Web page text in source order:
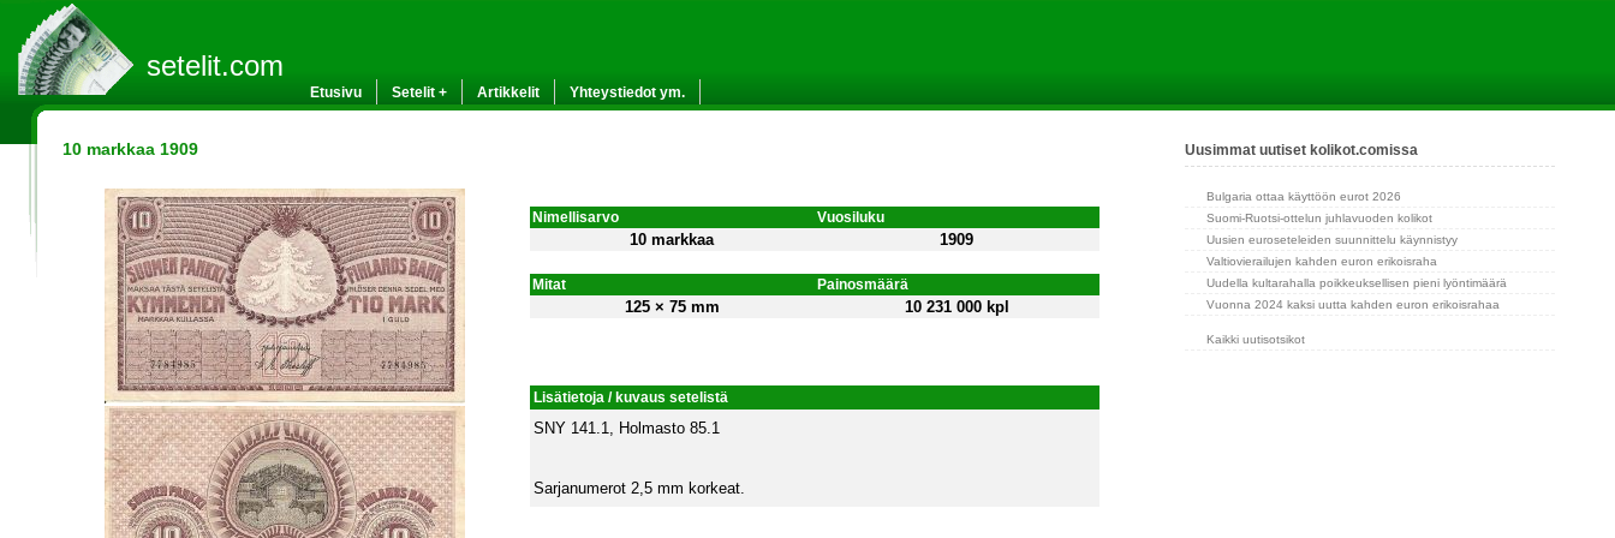
setelit.com
Etusivu Setelit + Artikkelit Yhteystiedot ym.
10 markkaa 1909
Nimellisarvo Vuosiluku
10 markkaa 1909
Mitat Painosmäärä
125 × 75 mm 10 231 000 kpl
Lisätietoja / kuvaus setelistä
SNY 141.1, Holmasto 85.1
Sarjanumerot 2,5 mm korkeat.
Uusimmat uutiset kolikot.comissa
Bulgaria ottaa käyttöön eurot 2026
Suomi-Ruotsi-ottelun juhlavuoden kolikot
Uusien euroseteleiden suunnittelu käynnistyy
Valtiovierailujen kahden euron erikoisraha
Uudella kultarahalla poikkeuksellisen pieni lyöntimäärä
Vuonna 2024 kaksi uutta kahden euron erikoisrahaa
Kaikki uutisotsikot